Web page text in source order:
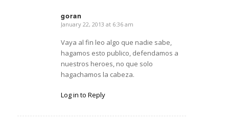
goran
says:
January 22, 2013 at 6:36 am
Vaya al fin leo algo que nadie sabe,
hagamos esto publico, defendamos a
nuestros heroes, no que solo
hagachamos la cabeza.
Log in to Reply